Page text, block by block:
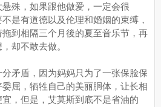
殊，如果跟他做爱，一定会很
是有道德以及伦理和婚姻的束缚，
到相隔三个月後的夏至音乐节，再
却不敢去做。
盾，因为妈妈只为了一张保脸保
屈，牺牲自己的美丽胴体，让长相
，但是，艾莫斯到底不是省油的